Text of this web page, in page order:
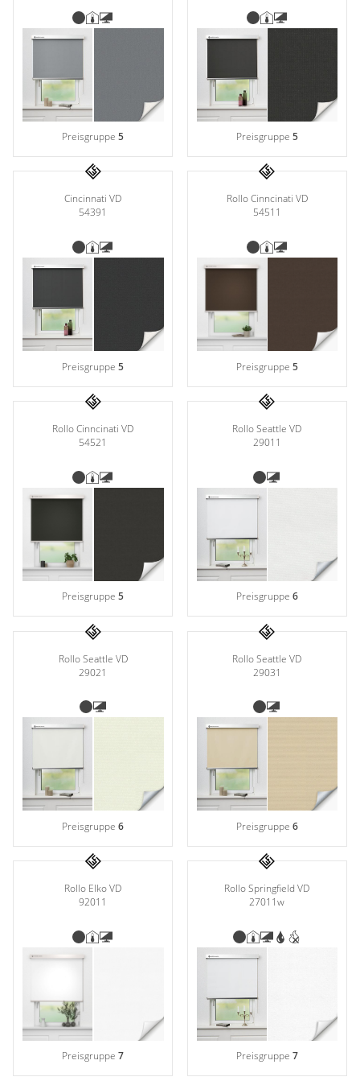
Preisgruppe5 Preisgruppe 5
Cincinnati VD
54391
Preisgruppe5
Rollo Cinncinati VD
54511
Preisgruppe 5
Rollo Cinncinati VD
54521
Preisgruppe5
Rollo Seattle VD
29011
Preisgruppe 6
Rollo Seattle VD
29021
Preisgruppe6
Rollo Seattle VD
29031
Preisgruppe 6
Rollo Elko VD
92011
Preisgruppe7
Rollo Springfield VD
27011w
Preisgruppe 7